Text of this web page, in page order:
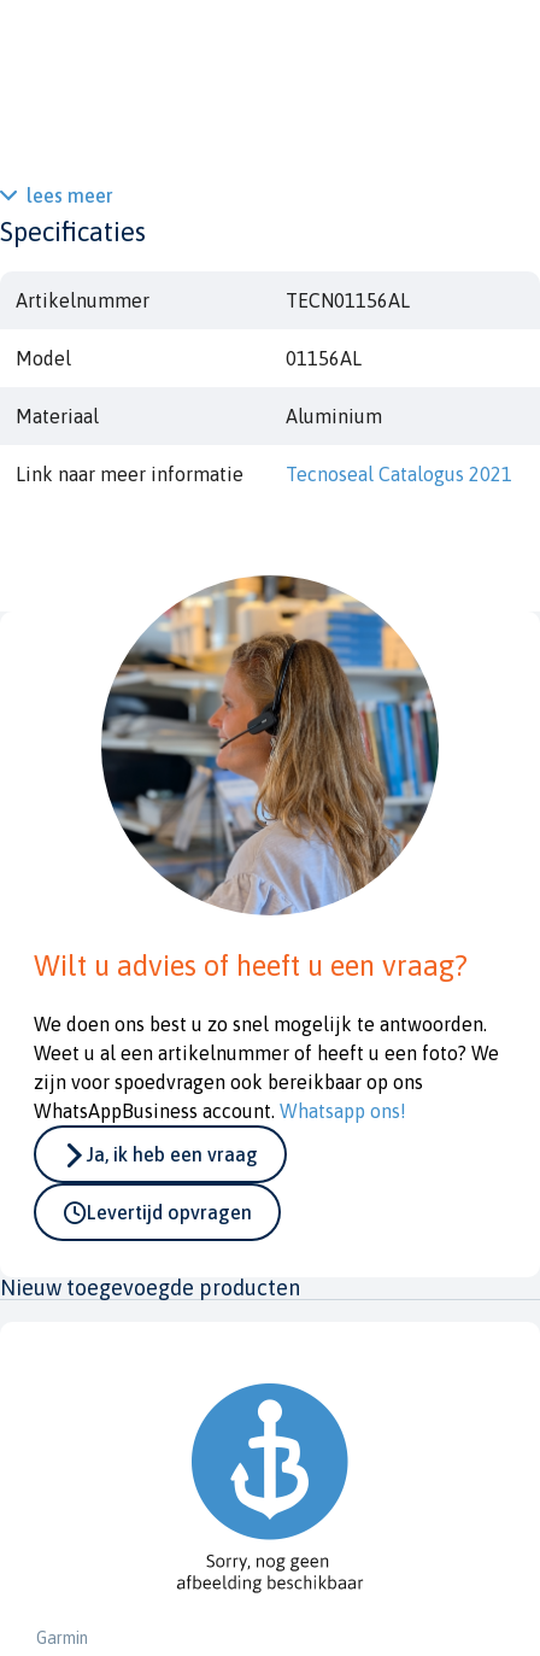
lees meer
Specificaties
Artikelnummer TECN01156AL
Model 01156AL
Materiaal Aluminium
Link naar meer informatie Tecnoseal Catalogus 2021
Wilt u advies of heeft u een vraag?
We doen ons best u zo snel mogelijk te antwoorden.
Weet u al een artikelnummer of heeft u een foto? We
zijn voor spoedvragen ook bereikbaar op ons
WhatsAppBusiness account. Whatsapp ons!
Ja, ik heb een vraag
Levertijd opvragen
Nieuw toegevoegde producten
Garmin